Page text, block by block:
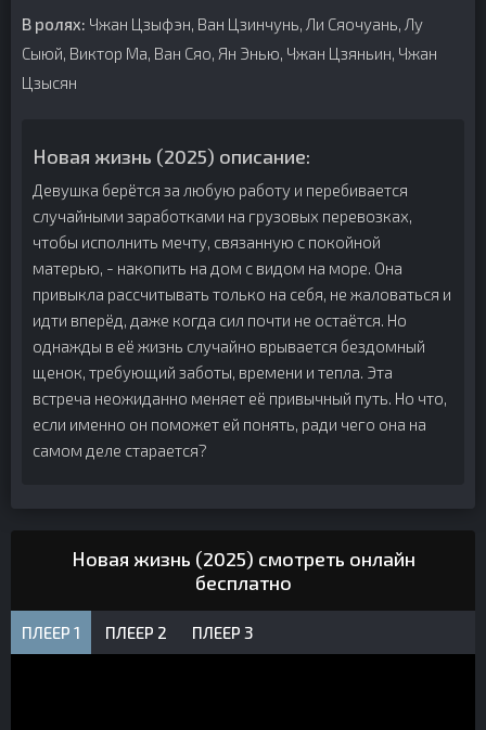
В ролях: Чжан Цзыфэн, Ван Цзинчунь, Ли Сяочуань, Лу
Сыюй, Виктор Ма, Ван Сяо, Ян Энью, Чжан Цзяньин, Чжан
Цзысян
Новая жизнь (2025) описание:
Девушка берётся за любую работу и перебивается
случайными заработками на грузовых перевозках,
чтобы исполнить мечту, связанную с покойной
матерью, - накопить на дом с видом на море. Она
привыкла рассчитывать только на себя, не жаловаться и
идти вперёд, даже когда сил почти не остаётся. Но
однажды в её жизнь случайно врывается бездомный
щенок, требующий заботы, времени и тепла. Эта
встреча неожиданно меняет её привычный путь. Но что,
если именно он поможет ей понять, ради чего она на
самом деле старается?
Новая жизнь (2025) смотреть онлайн
бесплатно
ПЛЕЕР 1 ПЛЕЕР 2 ПЛЕЕР 3